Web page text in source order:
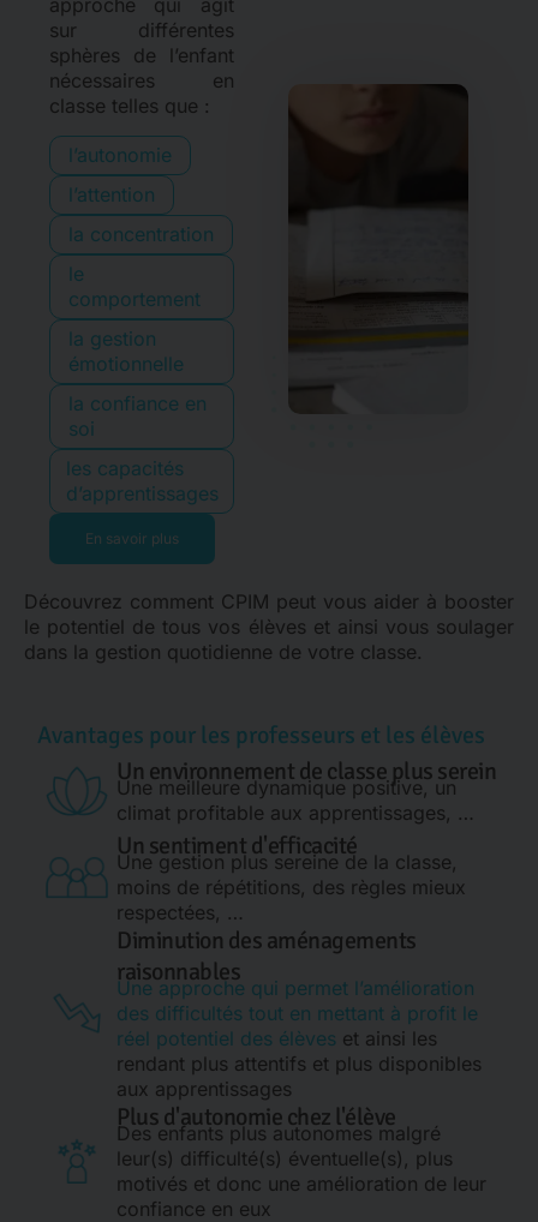
sur différentes
sphères de l’enfant
nécessaires en
classe telles que :
l’autonomie
l’attention
la concentration
le
comportement
la gestion
émotionnelle
la confiance en
soi
les capacités
d’apprentissages
En savoir plus
Découvrez comment CPIM peut vous aider à booster
le potentiel de tous vos élèves et ainsi vous soulager
dans la gestion quotidienne de votre classe.
Avantages pour les professeurs et les élèves
Un environnement de classe plus serein
Une meilleure dynamique positive, un
climat profitable aux apprentissages, …
Un sentiment d'efficacité
Une gestion plus sereine de la classe,
moins de répétitions, des règles mieux
respectées, …
Diminution des aménagements
raisonnables
Une approche qui permet l’amélioration
des difficultés tout en mettant à profit le
réel potentiel des élèves et ainsi les
rendant plus attentifs et plus disponibles
aux apprentissages
Plus d'autonomie chez l'élève
Des enfants plus autonomes malgré
leur(s) difficulté(s) éventuelle(s), plus
motivés et donc une amélioration de leur
confiance en eux